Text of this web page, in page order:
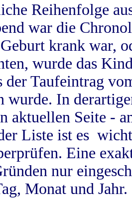
Reihenfolge
war die
krank war,
wurde das
der Taufeintrag
wurde. In
aktuellen Seite -
Liste ist es
Eine
nur
Monat und Jahr.